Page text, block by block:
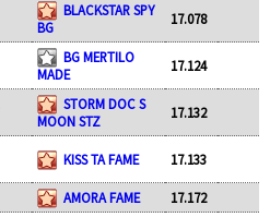
BLACKSTAR SPY
BG
17.078
BG MERTILO
MADE
17.124
STORM DOC S
MOON STZ
17.132
KISS TA FAME 17.133
AMORA FAME
17.172